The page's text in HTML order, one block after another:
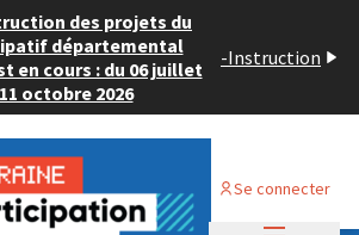
des projets du
départemental
en cours : du 06 juillet
octobre 2026
-Instruction
Se connecter